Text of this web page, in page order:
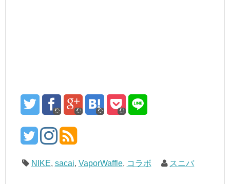
NIKE, sacai, VaporWaffle, コラボ スニバ